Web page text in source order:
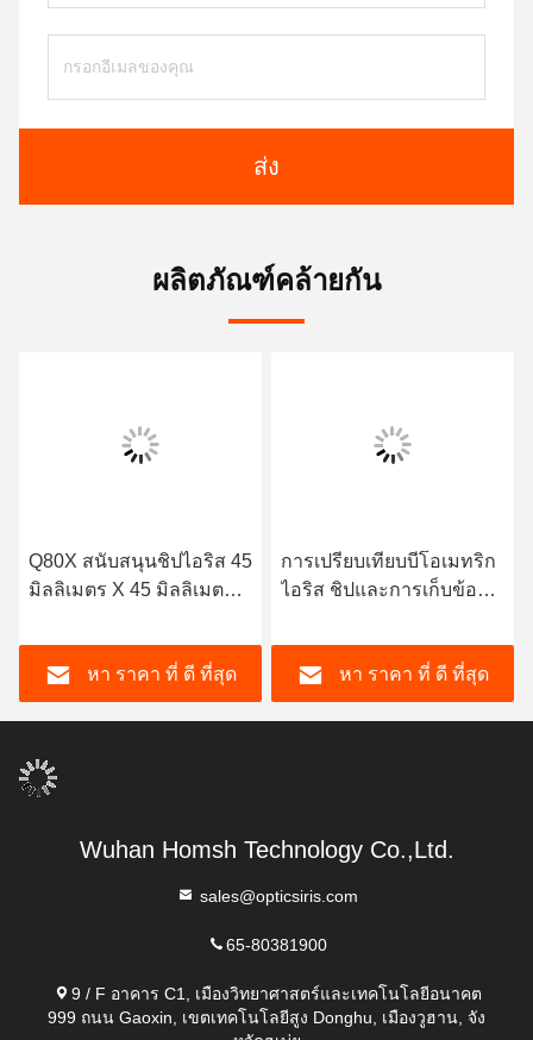
ส่ง
ผลิตภัณฑ์คล้ายกัน
Q80X สนับสนุนชิปไอริส 45
มิลลิเมตร X 45 มิลลิเมตร
การจํา
หา ราคา ที่ ดี ที่สุด
การเปรียบเทียบบีโอเมทริก
ไอริส ชิปและการเก็บข้อมูล
หา ราคา ที่ ดี ที่สุด
Wuhan Homsh Technology Co.,Ltd.
sales@opticsiris.com
65-80381900
9 / F อาคาร C1, เมืองวิทยาศาสตร์และเทคโนโลยีอนาคต
999 ถนน Gaoxin, เขตเทคโนโลยีสูง Donghu, เมืองวูฮาน, จัง